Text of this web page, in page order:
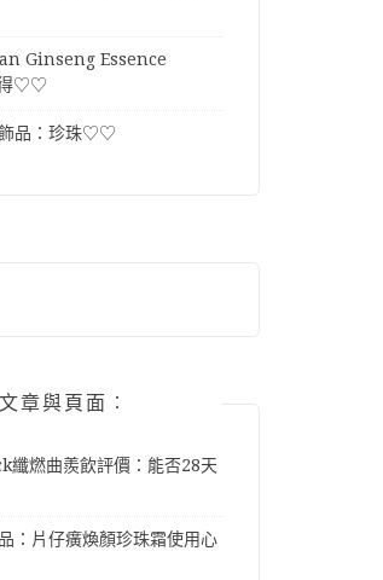
Ginseng Essence
得♡♡
品：珍珠♡♡
章與頁面︰
燃曲羨飲評價：能否28天
：片仔癀煥顏珍珠霜使用心